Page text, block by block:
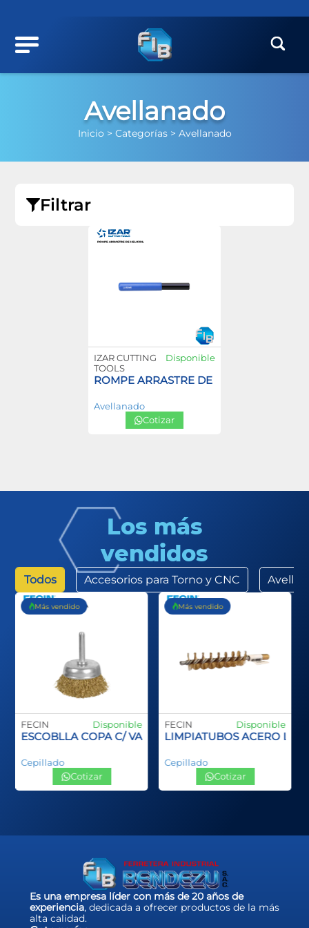
Avellanado
Inicio > Categorías > Avellanado
Filtrar
IZAR CUTTING
TOOLS
Disponible
ROMPE ARRASTRE DE HELICOIL
Avellanado
Cotizar
Los más
vendidos
Todos Accesorios para Torno y CNC
PLASTCO SPID INOX
Más vendido
FECIN Disponible
ESCOBLLA COPA C/ VASTAGO
Cepillado
Cotizar
Más vendido
FECIN Disponible
LIMPIATUBOS ACERO
Cepillado
Cotizar
Es una empresa líder con más de 20 años de
experiencia, dedicada a ofrecer productos de la más
alta calidad.